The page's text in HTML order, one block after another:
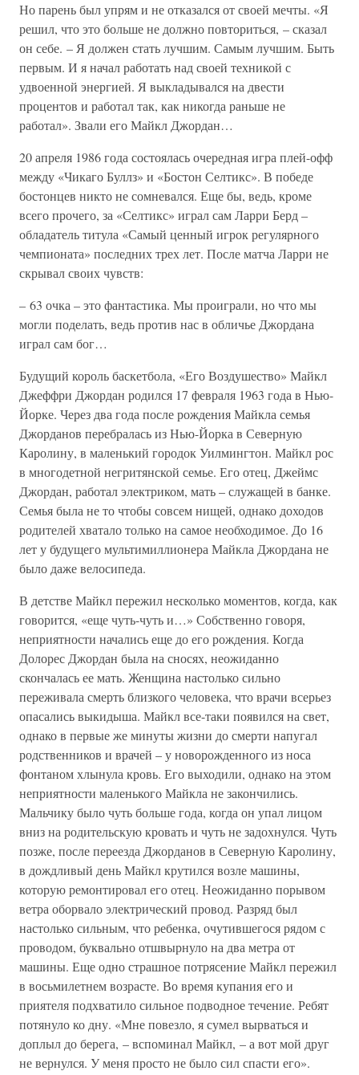
Но парень был упрям и не отказался от своей мечты. «Я
решил, что это больше не должно повториться, – сказал
он себе. – Я должен стать лучшим. Самым лучшим. Быть
первым. И я начал работать над своей техникой с
удвоенной энергией. Я выкладывался на двести
процентов и работал так, как никогда раньше не
работал». Звали его Майкл Джордан…
20 апреля 1986 года состоялась очередная игра плей-офф
между «Чикаго Буллз» и «Бостон Селтикс». В победе
бостонцев никто не сомневался. Еще бы, ведь, кроме
всего прочего, за «Селтикс» играл сам Ларри Берд –
обладатель титула «Самый ценный игрок регулярного
чемпионата» последних трех лет. После матча Ларри не
скрывал своих чувств:
– 63 очка – это фантастика. Мы проиграли, но что мы
могли поделать, ведь против нас в обличье Джордана
играл сам бог…
Будущий король баскетбола, «Его Воздушество» Майкл
Джеффри Джордан родился 17 февраля 1963 года в Нью-
Йорке. Через два года после рождения Майкла семья
Джорданов перебралась из Нью-Йорка в Северную
Каролину, в маленький городок Уилмингтон. Майкл рос
в многодетной негритянской семье. Его отец, Джеймс
Джордан, работал электриком, мать – служащей в банке.
Семья была не то чтобы совсем нищей, однако доходов
родителей хватало только на самое необходимое. До 16
лет у будущего мультимиллионера Майкла Джордана не
было даже велосипеда.
В детстве Майкл пережил несколько моментов, когда, как
говорится, «еще чуть-чуть и…» Собственно говоря,
неприятности начались еще до его рождения. Когда
Долорес Джордан была на сносях, неожиданно
скончалась ее мать. Женщина настолько сильно
переживала смерть близкого человека, что врачи всерьез
опасались выкидыша. Майкл все-таки появился на свет,
однако в первые же минуты жизни до смерти напугал
родственников и врачей – у новорожденного из носа
фонтаном хлынула кровь. Его выходили, однако на этом
неприятности маленького Майкла не закончились.
Мальчику было чуть больше года, когда он упал лицом
вниз на родительскую кровать и чуть не задохнулся. Чуть
позже, после переезда Джорданов в Северную Каролину,
в дождливый день Майкл крутился возле машины,
которую ремонтировал его отец. Неожиданно порывом
ветра оборвало электрический провод. Разряд был
настолько сильным, что ребенка, очутившегося рядом с
проводом, буквально отшвырнуло на два метра от
машины. Еще одно страшное потрясение Майкл пережил
в восьмилетнем возрасте. Во время купания его и
приятеля подхватило сильное подводное течение. Ребят
потянуло ко дну. «Мне повезло, я сумел вырваться и
доплыл до берега, – вспоминал Майкл, – а вот мой друг
не вернулся. У меня просто не было сил спасти его».